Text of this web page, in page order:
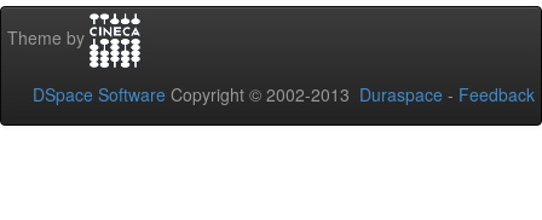
Theme by
DSpace Software Copyright © 2002-2013 Duraspace - Feedback